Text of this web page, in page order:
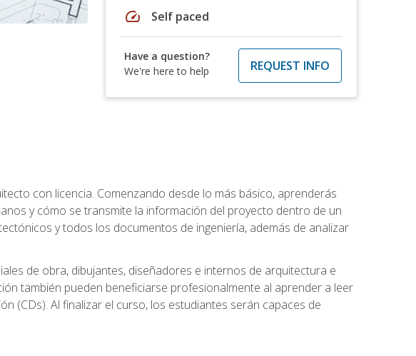
speed Self paced
Have a question?
We're here to help
REQUEST INFO
con licencia. Comenzando desde lo más básico, aprenderás
y cómo se transmite la información del proyecto dentro de un
y todos los documentos de ingeniería, además de analizar
de obra, dibujantes, diseñadores e internos de arquitectura e
también pueden beneficiarse profesionalmente al aprender a leer
(CDs). Al finalizar el curso, los estudiantes serán capaces de